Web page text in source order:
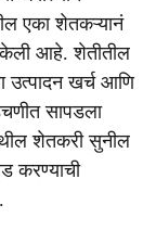
एका शेतकऱ्यानं
केली आहे. शेतीतील
उत्पादन खर्च आणि
सापडला
शेतकरी सुनील
करण्याची